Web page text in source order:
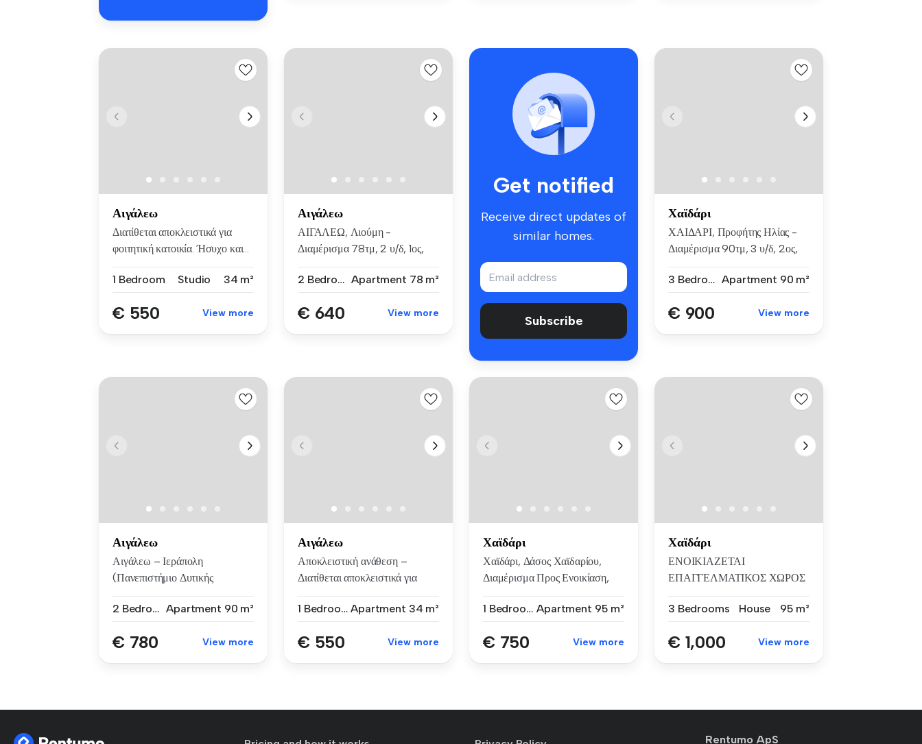
Αιγάλεω
Διατίθεται αποκλειστικά για
φοιτητική κατοικία. Ήσυχο και...
1 Bedroom Studio 34 m²
€ 550 View more
Αιγάλεω
ΑΙΓΑΛΕΩ, Λιούμη -
Διαμέρισμα 78τμ, 2 υ/δ, 1ος,
2 Bedrooms Apartment 78 m²
€ 640 View more
Get notified
Receive direct updates of
similar homes.
Subscribe
Χαϊδάρι
ΧΑΙΔΑΡΙ, Προφήτης Ηλίας -
Διαμέρισμα 90τμ, 3 υ/δ, 2ος,
3 Bedrooms Apartment 90 m²
€ 900 View more
Αιγάλεω
Αιγάλεω – Ιεράπολη
(Πανεπιστήμιο Δυτικής
2 Bedrooms Apartment 90 m²
€ 780 View more
Αιγάλεω
Αποκλειστική ανάθεση –
Διατίθεται αποκλειστικά για
1 Bedroom Apartment 34 m²
€ 550 View more
Χαϊδάρι
Χαϊδάρι, Δάσος Χαϊδαρίου,
Διαμέρισμα Προς Ενοικίαση,
1 Bedroom Apartment 95 m²
€ 750 View more
Χαϊδάρι
ΕΝΟΙΚΙΑΖΕΤΑΙ
ΕΠΑΓΓΕΛΜΑΤΙΚΟΣ ΧΩΡΟΣ
3 Bedrooms
House 95 m²
€ 1,000 View more
Rentumo ApS